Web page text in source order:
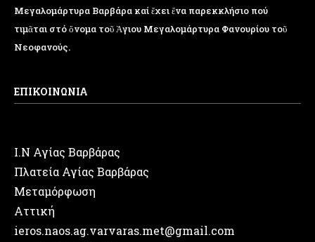
Μεγαλομάρτυρα Βαρβάρα καί ἔχει ἕνα παρεκκλήσιο πού
τιμᾶται στό ὄνομα τοῦ Ἁγιου Μεγαλομάρτυρα Φανουρίου τοῦ
Νεοφανούς.
ΕΠΙΚΟΙΝΩΝΙΑ
Ι.Ν Αγίας Βαρβάρας
Πλατεία Αγίας Βαρβάρας
Μεταμόρφωση
Αττική
ieros.naos.ag.varvaras.met@gmail.com